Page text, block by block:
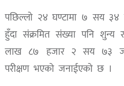
पछिल्लो २४ घण्टामा ७ सय ३४
हुँदा संक्रमित संख्या पनि शुन्य
लाख ८७ हजार २ सय ७३
परीक्षण भएको जनाईएको छ ।